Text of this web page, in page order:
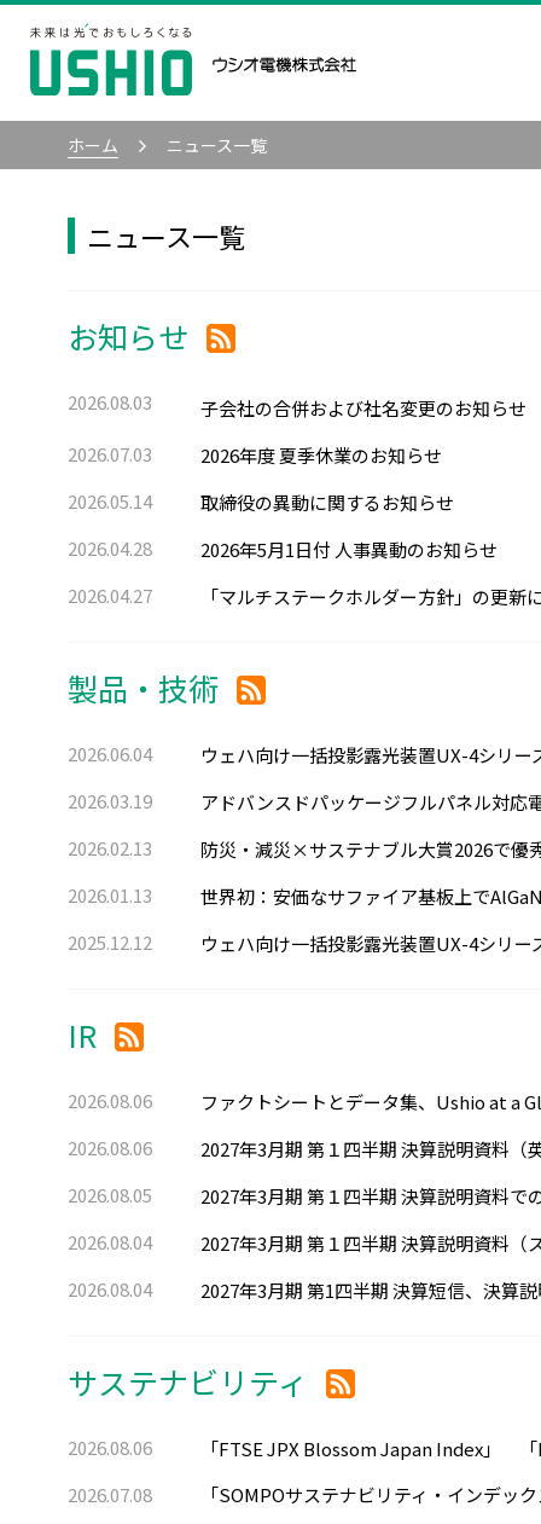
ホーム ニュース一覧
ニュース一覧
お知らせ
2026.08.03
子会社の合併および社名変更のお知らせ
2026.07.03
2026年度 夏季休業のお知らせ
2026.05.14
取締役の異動に関するお知らせ
2026.04.28
2026年5月1日付 人事異動のお知らせ
2026.04.27
「マルチステークホルダー方針」の更新
製品・技術
2026.06.04
ウェハ向け一括投影露光装置UX-4シリ
2026.03.19
アドバンスドパッケージフルパネル対応
2026.02.13
防災・減災×サステナブル大賞2026で優
2026.01.13
世界初：安価なサファイア基板上で
2025.12.12
ウェハ向け一括投影露光装置UX-4シリ
IR
2026.08.06
ファクトシートとデータ集、Ushio at a
2026.08.06
2027年3月期 第１四半期 決算説明資料
2026.08.05
2027年3月期 第１四半期 決算説明資料で
2026.08.04
2027年3月期 第１四半期 決算説明資料（
2026.08.04
2027年3月期 第1四半期 決算短信、決算
サステナビリティ
2026.08.06
「FTSE JPX Blossom Japan Index」
2026.07.08
「SOMPOサステナビリティ・インデッ